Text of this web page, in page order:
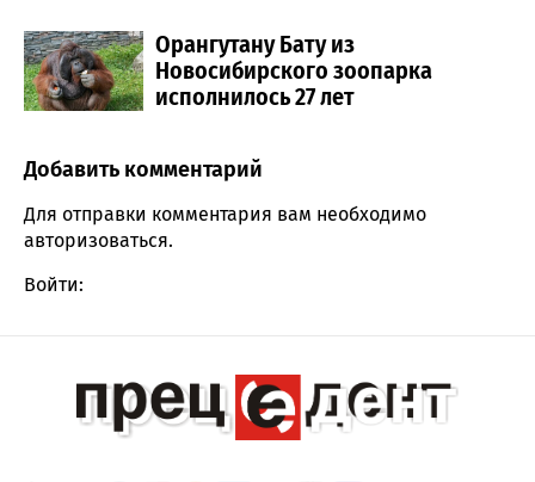
Орангутану Бату из
Новосибирского зоопарка
исполнилось 27 лет
Comment section
Добавить комментарий
Для отправки комментария вам необходимо
авторизоваться.
Войти: